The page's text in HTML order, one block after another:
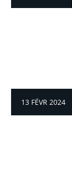
13 FÉVR 2024